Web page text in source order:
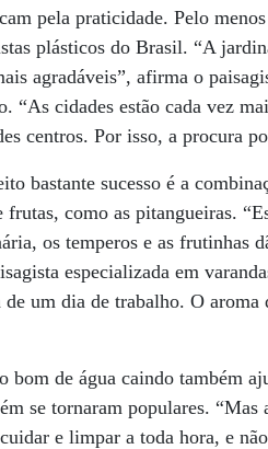
pela praticidade. Pelo
plásticos do Brasil. “A
agradáveis”, afirma o
“As cidades estão cada vez
centros. Por isso, a procura
bastante sucesso é a
frutas, como as pitangueiras.
os temperos e as frutinhas
especializada em
um dia de trabalho. O
de água caindo também
se tornaram populares.
e limpar a toda hora, e